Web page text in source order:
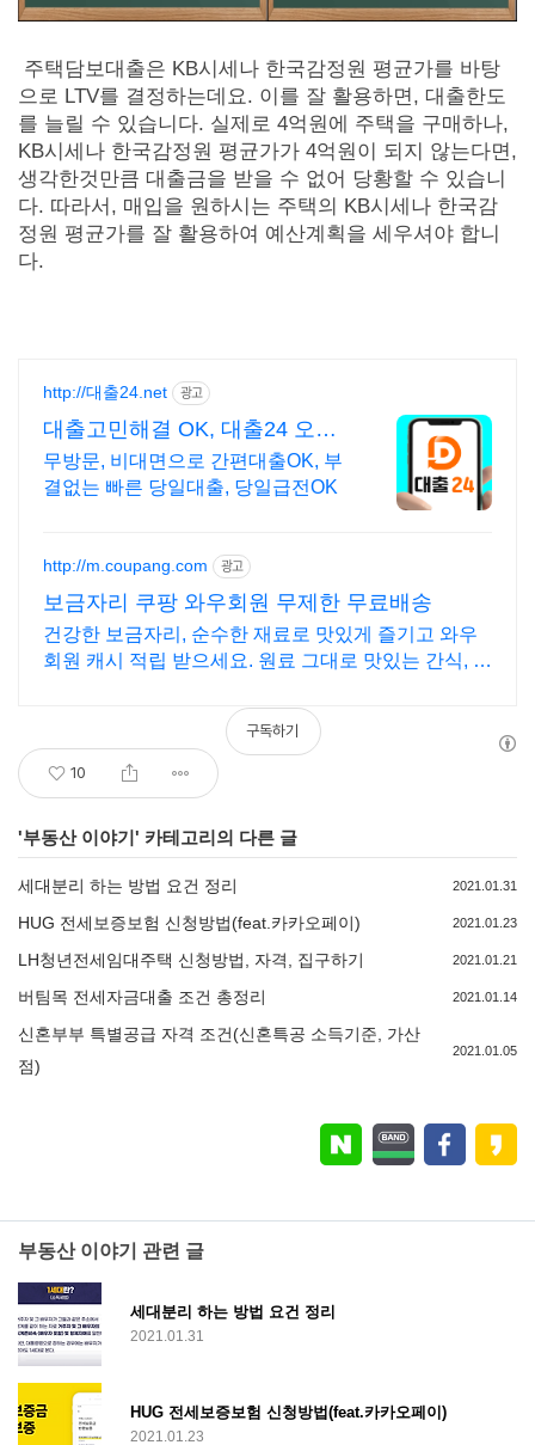
주택담보대출은 KB시세나 한국감정원 평균가를 바탕
으로 LTV를 결정하는데요. 이를 잘 활용하면, 대출한도
를 늘릴 수 있습니다. 실제로 4억원에 주택을 구매하나,
KB시세나 한국감정원 평균가가 4억원이 되지 않는다면,
생각한것만큼 대출금을 받을 수 없어 당황할 수 있습니
다. 따라서, 매입을 원하시는 주택의 KB시세나 한국감
정원 평균가를 잘 활용하여 예산계획을 세우셔야 합니
다.
http://대출24.net 광고
대출고민해결 OK, 대출24 오늘
대출 바로가능한곳!
무방문, 비대면으로 간편대출OK, 부
결없는 빠른 당일대출, 당일급전OK
http://m.coupang.com 광고
보금자리 쿠팡 와우회원 무제한 무료배송
건강한 보금자리, 순수한 재료로 맛있게 즐기고 와우
회원 캐시 적립 받으세요. 원료 그대로 맛있는 간식, 쿠
10
구독하기
'부동산 이야기' 카테고리의 다른 글
세대분리 하는 방법 요건 정리 2021.01.31
HUG 전세보증보험 신청방법(feat.카카오페이) 2021.01.23
LH청년전세임대주택 신청방법, 자격, 집구하기 2021.01.21
버팀목 전세자금대출 조건 총정리 2021.01.14
신혼부부 특별공급 자격 조건(신혼특공 소득기준, 가산
점)
2021.01.05
부동산 이야기 관련 글
세대분리 하는 방법 요건 정리
2021.01.31
HUG 전세보증보험 신청방법(feat.카카오페이)
2021.01.23